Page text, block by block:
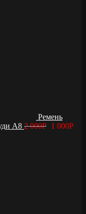
Ремень
А8 2 000Р 1 000Р